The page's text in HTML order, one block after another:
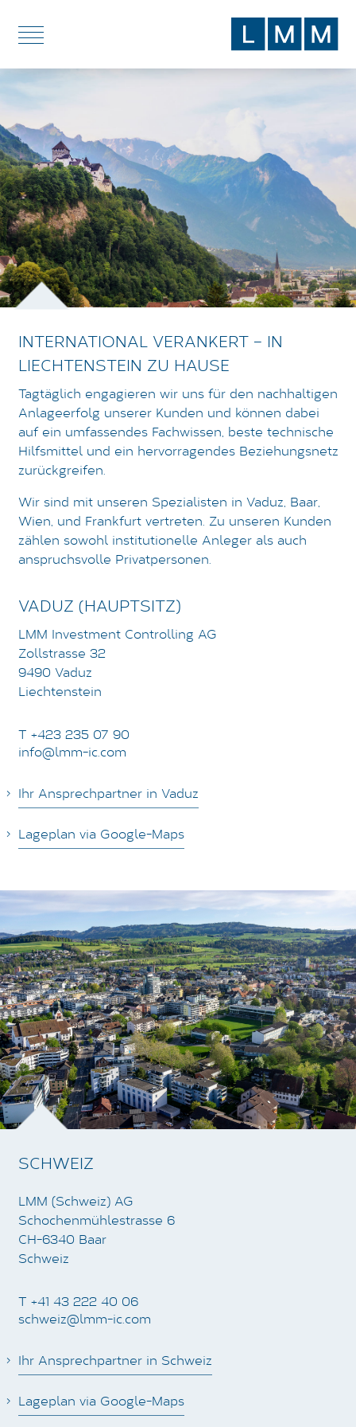
DIENSTLEISTUNGEN
THEMEN
BLOG
ÜBER UNS
STANDORTE
LOGIN
DATENSCHUTZ
IMPRESSUM
INTERNATIONAL VERANKERT – IN
LIECHTENSTEIN ZU HAUSE
Tagtäglich engagieren wir uns für den nachhaltigen
Anlageerfolg unserer Kunden und können dabei
auf ein umfassendes Fachwissen, beste technische
Hilfsmittel und ein hervorragendes Beziehungsnetz
zurückgreifen.
Wir sind mit unseren Spezialisten in Vaduz, Baar,
Wien, und Frankfurt vertreten. Zu unseren Kunden
zählen sowohl institutionelle Anleger als auch
anspruchsvolle Privatpersonen.
VADUZ (HAUPTSITZ)
LMM Investment Controlling AG
Zollstrasse 32
9490 Vaduz
Liechtenstein
T +423 235 07 90
info@lmm-ic.com
Ihr Ansprechpartner in Vaduz
Lageplan via Google-Maps
SCHWEIZ
LMM (Schweiz) AG
Schochenmühlestrasse 6
CH-6340 Baar
Schweiz
T +41 43 222 40 06
schweiz@lmm-ic.com
Ihr Ansprechpartner in Schweiz
Lageplan via Google-Maps